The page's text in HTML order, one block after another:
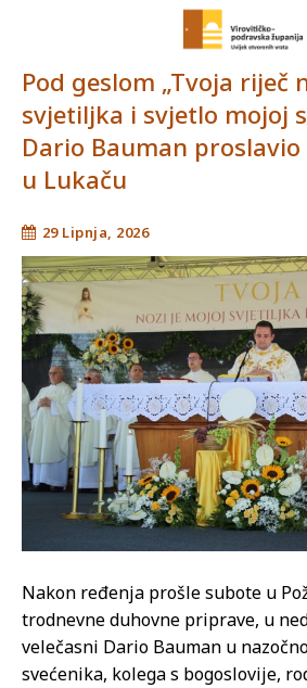
Pod geslom „Tvoja riječ
svjetiljka i svjetlo mojoj
Dario Bauman
u Lukaču
29 Lipnja, 2026
Nakon ređenja prošle subote u
trodnevne duhovne priprave, u
velečasni Dario Bauman u
svećenika, kolega s bogoslovije,